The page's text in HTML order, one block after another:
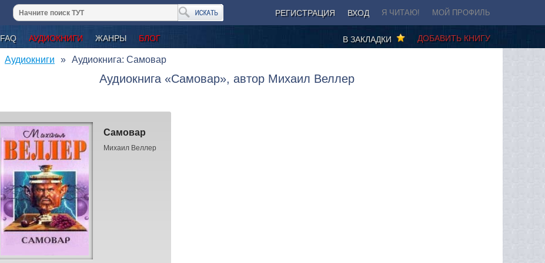
РЕГИСТРАЦИЯ ВХОД Я ЧИТАЮ! МОЙ ПРОФИЛЬ
FAQ АУДИОКНИГИ ЖАНРЫ БЛОГ ДОБАВИТЬ КНИГУ
В ЗАКЛАДКИ
Аудиокниги Аудиокнига: Самовар
Аудиокнига «Самовар», автор Михаил Веллер
Самовар
Михаил Веллер